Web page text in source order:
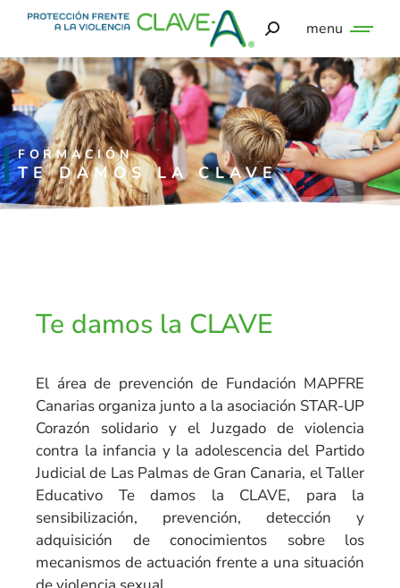
menu
FORMACIÓN
TE DAMOS LA CLAVE
Te damos la CLAVE
El área de prevención de Fundación MAPFRE
Canarias organiza junto a la asociación STAR-UP
Corazón solidario y el Juzgado de violencia
contra la infancia y la adolescencia del Partido
Judicial de Las Palmas de Gran Canaria, el Taller
Educativo Te damos la CLAVE, para la
sensibilización, prevención, detección y
adquisición de conocimientos sobre los
mecanismos de actuación frente a una situación